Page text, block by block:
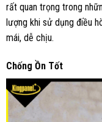
rất quan trọng trong
lượng khi sử dụng điều
mái, dễ chịu.
Chống Ồn Tốt